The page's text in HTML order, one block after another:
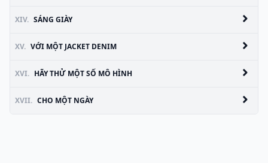
XIV. SÁNG GIÀY
XV. VỚI MỘT JACKET DENIM
XVI. HÃY THỬ MỘT SỐ MÔ HÌNH
XVII. CHO MỘT NGÀY